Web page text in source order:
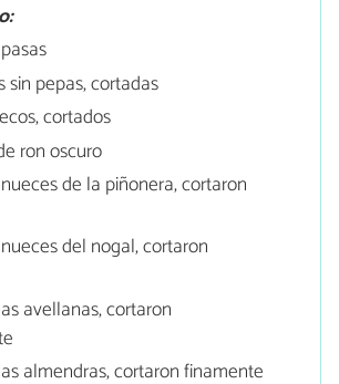
sin pepas, cortadas
cortados
ron oscuro
de la piñonera, cortaron
del nogal, cortaron
avellanas, cortaron
almendras, cortaron finamente